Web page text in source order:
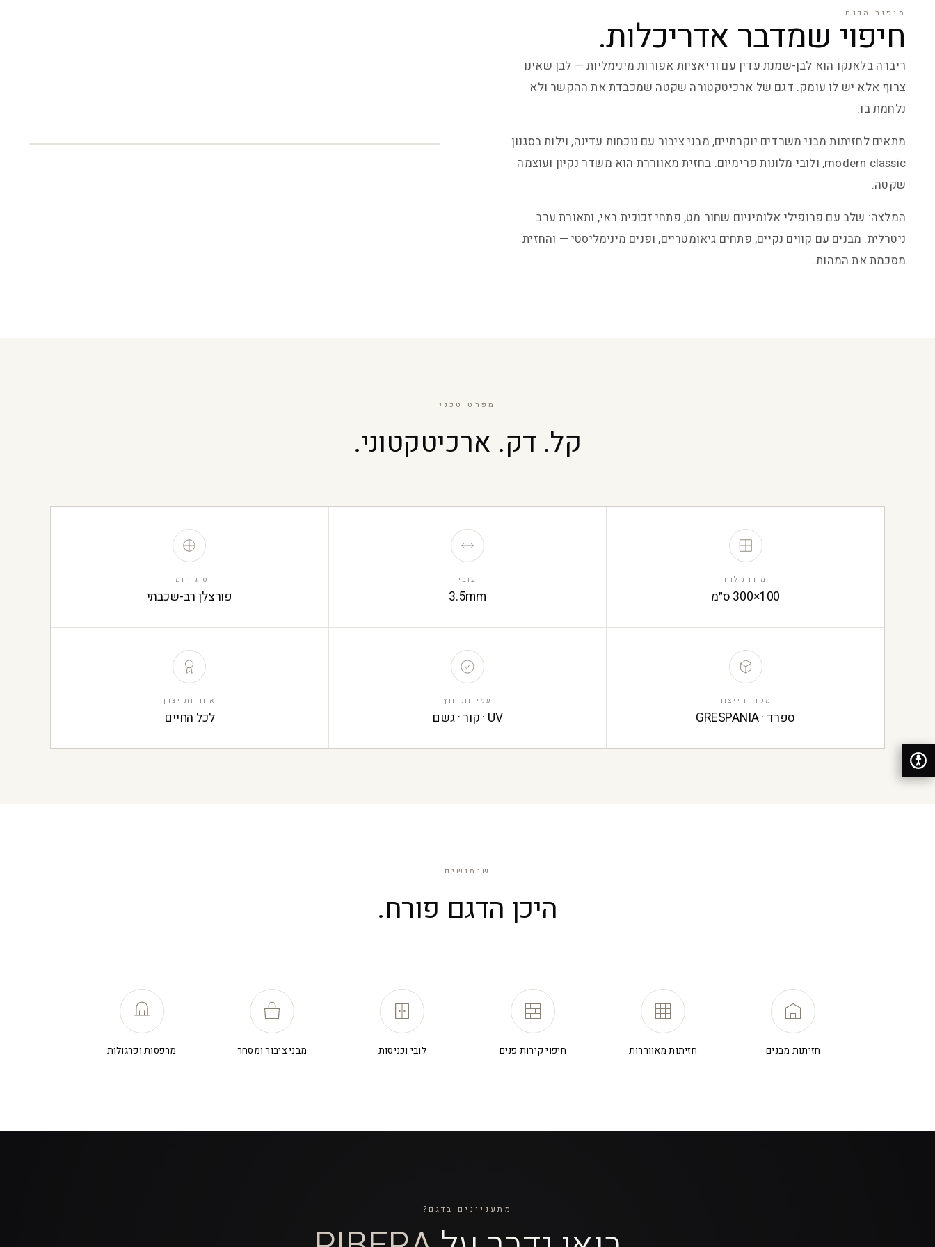
סיפור הדגם
חיפוי שמדבר אדריכלות.
ריברה בלאנקו הוא לבן-שמנת עדין עם וריאציות אפורות מינימליות — לבן שאינו
צרוף אלא יש לו עומק. דגם של ארכיטקטורה שקטה שמכבדת את ההקשר ולא
נלחמת בו.
מתאים לחזיתות מבני משרדים יוקרתיים, מבני ציבור עם נוכחות עדינה, וילות בסגנון
modern classic, ולובי מלונות פרימיום. בחזית מאווררת הוא משדר נקיון ועוצמה
שקטה.
המלצה: שלב עם פרופילי אלומיניום שחור מט, פתחי זכוכית ראי, ותאורת ערב
ניטרלית. מבנים עם קווים נקיים, פתחים גיאומטריים, ופנים מינימליסטי — והחזית
מסכמת את המהות.
מפרט טכני
קל. דק. ארכיטקטוני.
מידות לוח
100×300 ס״מ
עובי
3.5mm
סוג חומר
פורצלן רב-שכבתי
מקור הייצור
ספרד · GRESPANIA
עמידות חוץ
UV · קור · גשם
אחריות יצרן
לכל החיים
שימושים
היכן הדגם פורח.
חזיתות מבנים חזיתות מאווררות חיפוי קירות פנים לובי וכניסות מבני ציבור ומסחר מרפסות ופרגולות
מתעניינים בדגם?